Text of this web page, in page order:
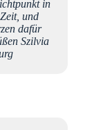
in
und
dafür
Szilvia